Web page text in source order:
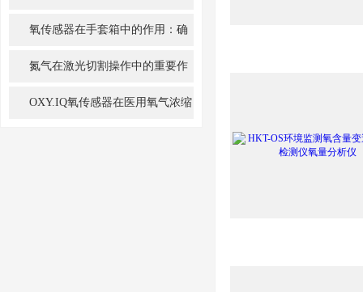
于提高锅炉的燃烧效率
氧传感器在手套箱中的作用：确
保精确和安全
氮气在激光切割操作中的重要作
OXY.IQ氧传感器在医用氧气浓缩